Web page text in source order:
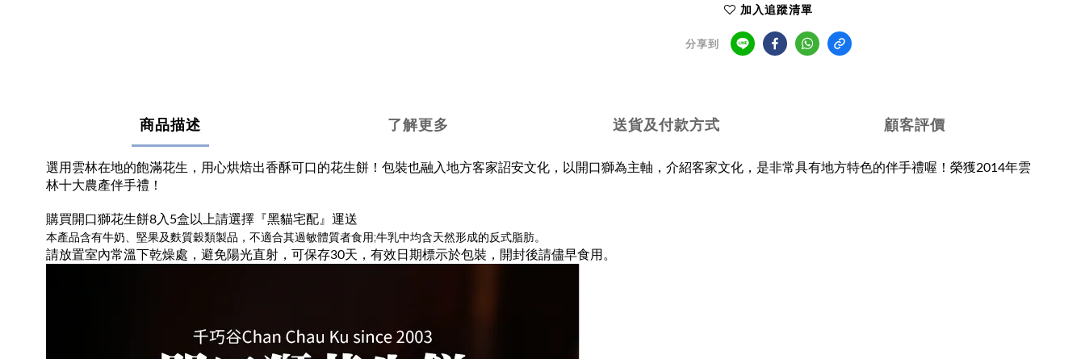
加入追蹤清單
分享到
商品描述 了解更多 送貨及付款方式 顧客評價
選用雲林在地的飽滿花生，用心烘焙出香酥可口的花生餅！包裝也融入地方客家詔安文化，以開口獅為主軸，介紹客家文化，是非常具有地方特色的伴手禮喔！榮獲2014年雲
林十大農產伴手禮！
購買開口獅花生餅8入5盒以上請選擇『黑貓宅配』運送
本產品含有牛奶、堅果及麩質穀類製品，不適合其過敏體質者食用;牛乳中均含天然形成的反式脂肪。
請放置室內常溫下乾燥處，避免陽光直射，可保存30天，有效日期標示於包裝，開封後請儘早食用。